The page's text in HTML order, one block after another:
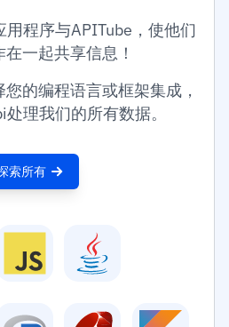
程序与APITube，使他们
一起共享信息！
的编程语言或框架集成，
理我们的所有数据。
索所有